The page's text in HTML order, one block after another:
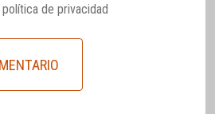
política de privacidad